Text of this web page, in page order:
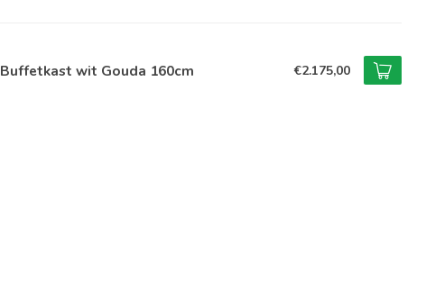
Buffetkast wit Gouda 160cm €2.175,00